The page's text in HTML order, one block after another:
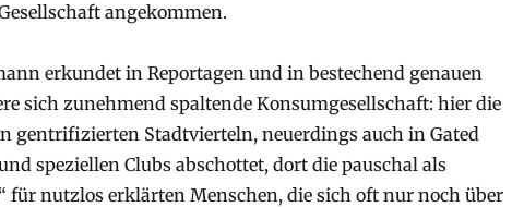
angekommen.
erkundet in Reportagen und in bestechend genauen
sich zunehmend spaltende Konsumgesellschaft: hier die
gentrifizierten Stadtvierteln, neuerdings auch in Gated
speziellen Clubs abschottet, dort die pauschal als
für nutzlos erklärten Menschen, die sich oft nur noch über